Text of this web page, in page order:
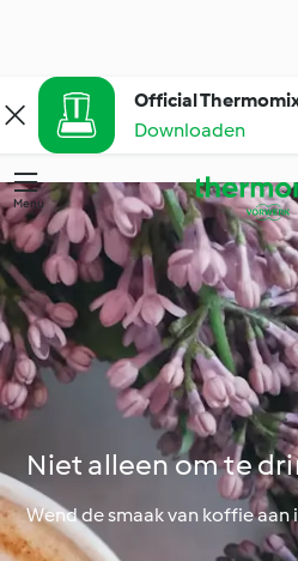
Official
Downloaden
Menu
Niet alleen om te
Wend de smaak van koffie aan